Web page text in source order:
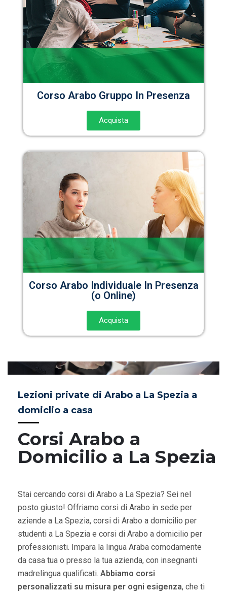
Corso Arabo Gruppo In Presenza
Acquista
Corso Arabo Individuale In Presenza
(o Online)
Acquista
Corsi Arabo a
Domicilio a La Spezia
Lezioni private di Arabo a La Spezia a
domiclio a casa
Stai cercando corsi di Arabo a La Spezia? Sei nel
posto giusto! Offriamo corsi di Arabo in sede per
aziende a La Spezia, corsi di Arabo a domicilio per
studenti a La Spezia e corsi di Arabo a domicilio per
professionisti. Impara la lingua Araba comodamente
da casa tua o presso la tua azienda, con insegnanti
madrelingua qualificati. Abbiamo corsi
personalizzati su misura per ogni esigenza, che ti